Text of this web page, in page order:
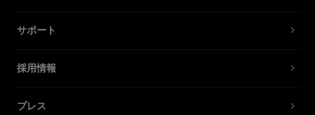
サポート
採用情報
プレス